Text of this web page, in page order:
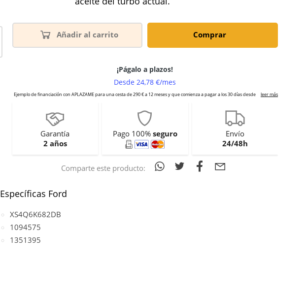
Añadir al carrito Comprar
Garantía
2 años
Pago 100% seguro
Envío
24/48h
Comparte este producto:
Específicas Ford
XS4Q6K682DB
1094575
1351395